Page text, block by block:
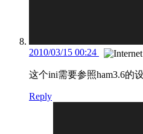
2010/03/15 00:24
这个ini需要参照ham3.6的
Reply